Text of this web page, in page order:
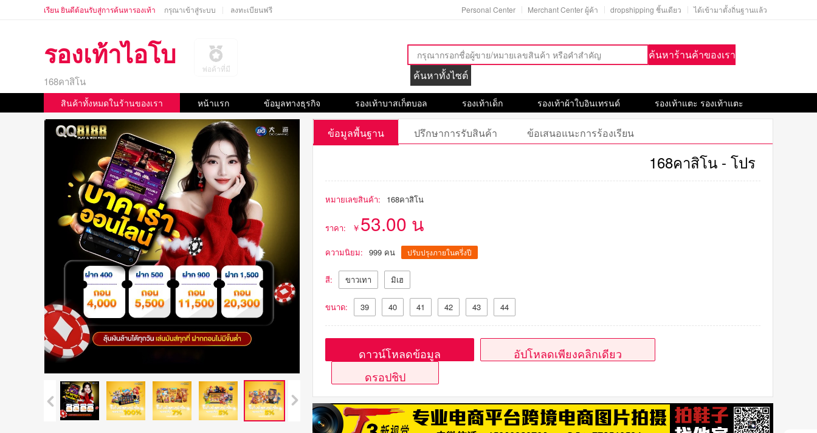
เรียน ยินดีต้อนรับสู่การค้นหารองเท้า กรุณาเข้าสู่ระบบ ลงทะเบียนฟรี Personal Center Merchant Center ผู้ค้า dropshipping ชิ้นเดียว ได้เข้ามาตั้งถิ่นฐานแล้ว
รองเท้าไอโบ
168คาสิโน
พ่อค้าที่มี
อำนาจ
ค้นหาร้านค้าของเรา
ค้นหาทั้งไซต์
สินค้าทั้งหมดในร้านของเรา หน้าแรก ข้อมูลทางธุรกิจ รองเท้าบาสเก็ตบอล รองเท้าเด็ก รองเท้าผ้าใบอินเทรนด์
รองเท้าแตะ รองเท้าแตะ
รองเท้าผ้าฝ้ายฤดูหนาว
สินค้าที่ถูกถอดออกจากชั้นวาง รองเท้าไอโซ
ข้อมูลพื้นฐาน ปรึกษาการรับสินค้า ข้อเสนอแนะการร้องเรียน
168คาสิโน - โปร
สำหรับนักเดิมพัน
หมายเลขสินค้า: 168คาสิโน
ราคา: 53.00 น
ความนิยม: 999 คน ปรับปรุงภายในครึ่งปี
สี: ขาวเทา มิเฮ
ขนาด: 39 40 41 42 43 44
ดาวน์โหลดข้อมูล
อัปโหลดเพียงคลิกเดียว
ดรอปชิป